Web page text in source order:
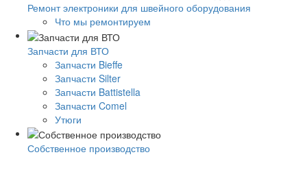
Ремонт электроники для швейного оборудования
Что мы ремонтируем
Запчасти для ВТО
Запчасти Bieffe
Запчасти Silter
Запчасти Battistella
Запчасти Comel
Утюги
Собственное производство